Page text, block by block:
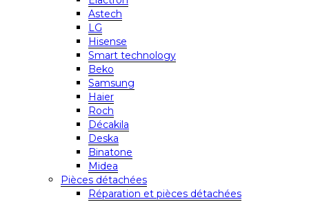
Astech
LG
Hisense
Smart technology
Beko
Samsung
Haier
Roch
Décakila
Deska
Binatone
Midea
Pièces détachées
Réparation et pièces détachées